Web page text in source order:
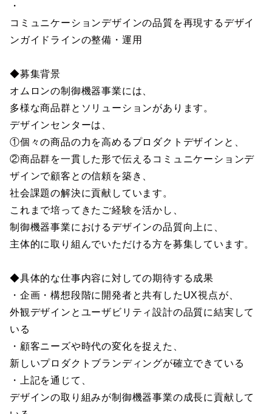
・
コミュニケーションデザインの品質を再現するデザイ
ンガイドラインの整備・運用
◆募集背景
オムロンの制御機器事業には、
多様な商品群とソリューションがあります。
デザインセンターは、
①個々の商品の力を高めるプロダクトデザインと、
②商品群を一貫した形で伝えるコミュニケーションデ
ザインで顧客との信頼を築き、
社会課題の解決に貢献しています。
これまで培ってきたご経験を活かし、
制御機器事業におけるデザインの品質向上に、
主体的に取り組んでいただける方を募集しています。
◆具体的な仕事内容に対しての期待する成果
・企画・構想段階に開発者と共有したUX視点が、
外観デザインとユーザビリティ設計の品質に結実して
いる
・顧客ニーズや時代の変化を捉えた、
新しいプロダクトブランディングが確立できている
・上記を通じて、
デザインの取り組みが制御機器事業の成長に貢献して